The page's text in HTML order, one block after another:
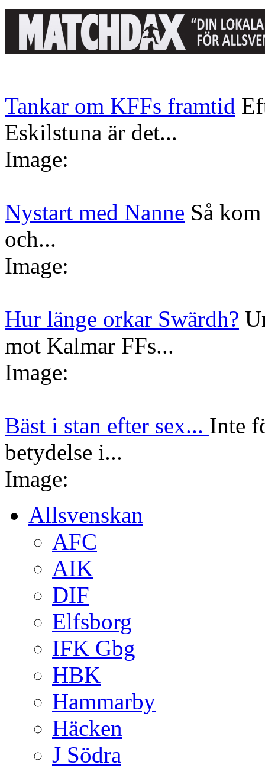
Tankar om KFFs framtid
Eskilstuna är det...
Image:
Nystart med Nanne Så
och...
Image:
Hur länge orkar Swärdh?
mot Kalmar FFs...
Image:
Bäst i stan efter sex... Inte
betydelse i...
Image:
Allsvenskan
AFC
AIK
DIF
Elfsborg
IFK Gbg
HBK
Hammarby
Häcken
J Södra